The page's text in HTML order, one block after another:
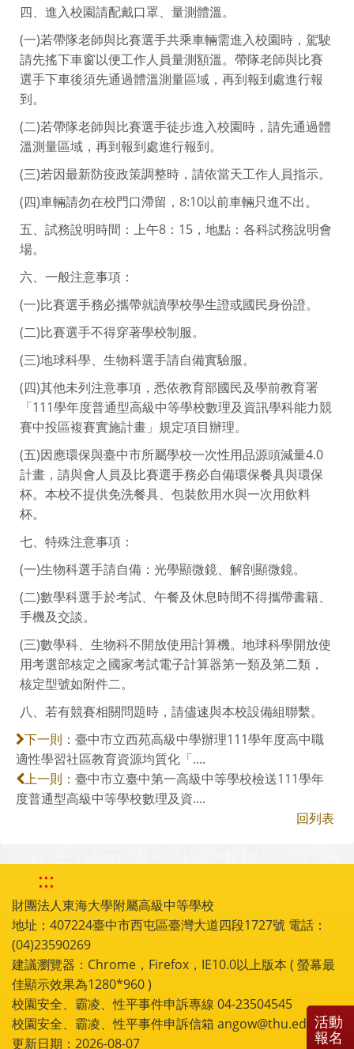
四、進入校園請配戴口罩、量測體溫。
(一)若帶隊老師與比賽選手共乘車輛需進入校園時，駕駛
請先搖下車窗以便工作人員量測額溫。帶隊老師與比賽
選手下車後須先通過體溫測量區域，再到報到處進行報
到。
(二)若帶隊老師與比賽選手徒步進入校園時，請先通過體
溫測量區域，再到報到處進行報到。
(三)若因最新防疫政策調整時，請依當天工作人員指示。
(四)車輛請勿在校門口滯留，8:10以前車輛只進不出。
五、試務說明時間：上午8：15，地點：各科試務說明會
場。
六、一般注意事項：
(一)比賽選手務必攜帶就讀學校學生證或國民身份證。
(二)比賽選手不得穿著學校制服。
(三)地球科學、生物科選手請自備實驗服。
(四)其他未列注意事項，悉依教育部國民及學前教育署
「111學年度普通型高級中等學校數理及資訊學科能力競
賽中投區複賽實施計畫」規定項目辦理。
(五)因應環保與臺中市所屬學校一次性用品源頭減量4.0
計畫，請與會人員及比賽選手務必自備環保餐具與環保
杯。本校不提供免洗餐具、包裝飲用水與一次用飲料
杯。
七、特殊注意事項：
(一)生物科選手請自備：光學顯微鏡、解剖顯微鏡。
(二)數學科選手於考試、午餐及休息時間不得攜帶書籍、
手機及交談。
(三)數學科、生物科不開放使用計算機。地球科學開放使
用考選部核定之國家考試電子計算器第一類及第二類，
核定型號如附件二。
八、若有競賽相關問題時，請儘速與本校設備組聯繫。
下一則： 臺中市立西苑高級中學辦理111學年度高中職
適性學習社區教育資源均質化「....
上一則： 臺中市立臺中第一高級中等學校檢送111學年
度普通型高級中等學校數理及資....
回列表
:::
財團法人東海大學附屬高級中等學校
地址：407224臺中市西屯區臺灣大道四段1727號 電話：
(04)23590269
建議瀏覽器：Chrome，Firefox，IE10.0以上版本 ( 螢幕最
佳顯示效果為1280*960 )
校園安全、霸凌、性平事件申訴專線 04-23504545
校園安全、霸凌、性平事件申訴信箱 angow@thu.edu.tw
更新日期：2026-08-07
活動
報名